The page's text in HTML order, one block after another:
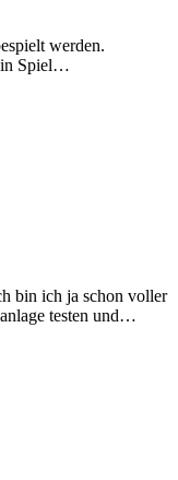
werden.
Spiel…
bin ich ja schon voller
testen und…